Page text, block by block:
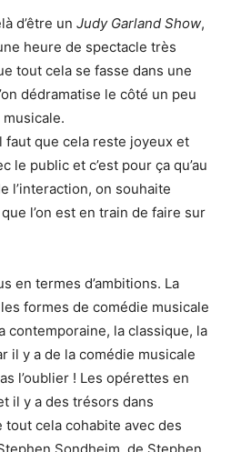
d’être un Judy Garland Show,
heure de spectacle très
tout cela se fasse dans une
dédramatise le côté un peu
faut que cela reste joyeux et
le public et c’est pour ça qu’au
l’interaction, on souhaite
l’on est en train de faire sur
en termes d’ambitions. La
formes de comédie musicale
contemporaine, la classique, la
il y a de la comédie musicale
l’oublier ! Les opérettes en
il y a des trésors dans
cela cohabite avec des